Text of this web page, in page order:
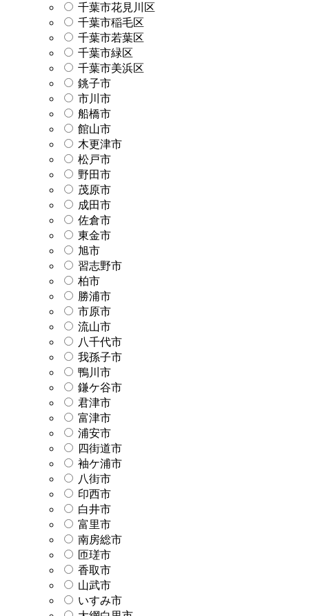
千葉市花見川区
千葉市稲毛区
千葉市若葉区
千葉市緑区
千葉市美浜区
銚子市
市川市
船橋市
館山市
木更津市
松戸市
野田市
茂原市
成田市
佐倉市
東金市
旭市
習志野市
柏市
勝浦市
市原市
流山市
八千代市
我孫子市
鴨川市
鎌ケ谷市
君津市
富津市
浦安市
四街道市
袖ケ浦市
八街市
印西市
白井市
富里市
南房総市
匝瑳市
香取市
山武市
いすみ市